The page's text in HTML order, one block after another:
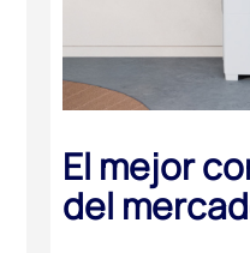
El mejor
del